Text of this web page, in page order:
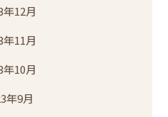
年12月
年11月
年10月
年9月